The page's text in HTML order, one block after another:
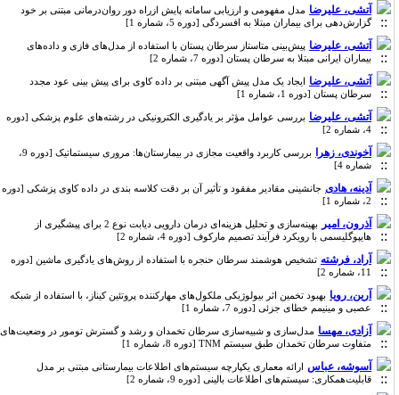
آتشی، علیرضا مدل‌ مفهومی و ارزیابی سامانه پایش ازراه دور روان‌درمانی مبتنی بر خود
گزارش‌دهی برای بیماران مبتلا به افسردگی [دوره 5، شماره 1]
آتشی، علیرضا پیش‌بینی متاستاز سرطان پستان با استفاده از مدل‌های فازی و داده‌های
بیماران ایرانی مبتلا به سرطان پستان [دوره 7، شماره 2]
آتشی، علیرضا ایجاد یک مدل پیش­ آگهی مبتنی بر داده­ کاوی برای پیش­ بینی عود مجدد
سرطان پستان [دوره 1، شماره 1]
آتشی، علیرضا بررسی عوامل مؤثر بر یادگیری الکترونیکی در رشته‌های علوم پزشکی [دوره
آخوندی، زهرا
بررسی کاربرد واقعیت مجازی در بیمارستان‌ها: مروری سیستماتیک [دوره 9،
شماره 4]
آدینه، هادی جانشینی مقادیر مفقود و تأثیر آن بر دقت کلاسه بندی در داده کاوی پزشکی [دوره
آذرون، امیر
بهینه‌سازی و تحلیل هزینه‌ای درمان دارویی دیابت نوع 2 برای پیشگیری از
هایپوگلیسمی با رویکرد فرآیند تصمیم ‌مارکوف [دوره 4، شماره 2]
آراد، فرشته تشخیص هوشمند سرطان حنجره با استفاده از روش‌های یادگیری ماشین [دوره
آرین، رویا بهبود تخمین اثر بیولوژیکی ملکول‌های مهارکننده پروتئین کیناز، با استفاده از شبکه
عصبی و مینیمم خطای جزئی [دوره 7، شماره 1]
آزادی، مهسا مدل‌سازی و شبیه‌سازی سرطان تخمدان و رشد و گسترش تومور در وضعیت‌های
متفاوت سرطان تخمدان طبق سیستم TNM [دوره 8، شماره 1]
آسوشه، عباس ارائه معماری یکپارچه سیستم‌های اطلاعات بیمارستانی مبتنی بر مدل
قابلیت‌همکاری: سیستم‌های اطلاعات بالینی [دوره 9، شماره 2]